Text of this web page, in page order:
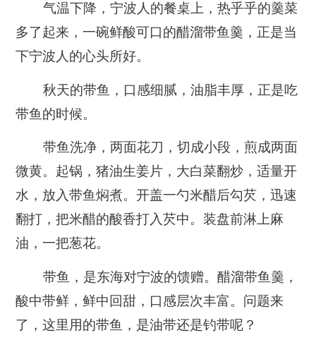
气温下降，宁波人的餐桌上，热乎乎的羹菜
多了起来，一碗鲜酸可口的醋溜带鱼羹，正是当
下宁波人的心头所好。
秋天的带鱼，口感细腻，油脂丰厚，正是吃
带鱼的时候。
带鱼洗净，两面花刀，切成小段，煎成两面
微黄。起锅，猪油生姜片，大白菜翻炒，适量开
水，放入带鱼焖煮。开盖一勺米醋后勾芡，迅速
翻打，把米醋的酸香打入芡中。装盘前淋上麻
油，一把葱花。
带鱼，是东海对宁波的馈赠。醋溜带鱼羹，
酸中带鲜，鲜中回甜，口感层次丰富。问题来
了，这里用的带鱼，是油带还是钓带呢？